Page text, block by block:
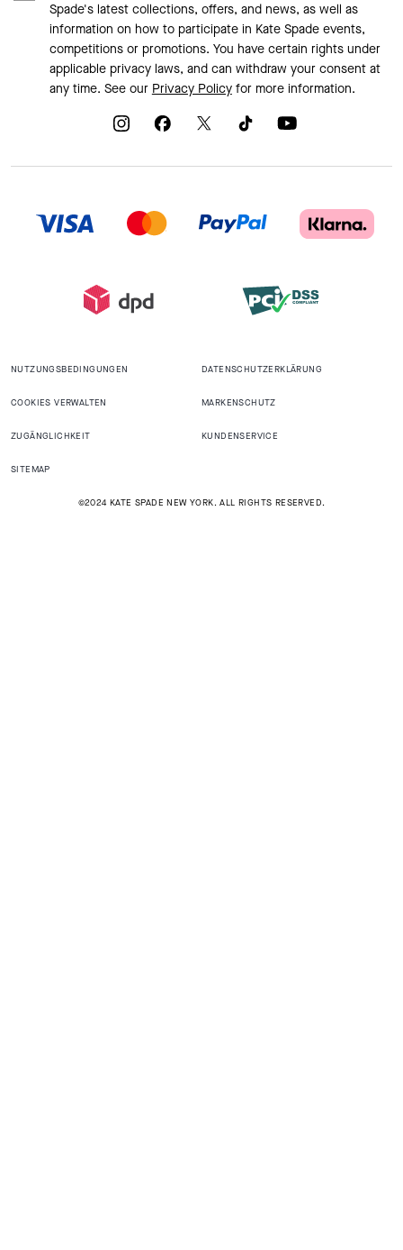
Spade's latest collections, offers, and news, as well as
information on how to participate in Kate Spade events,
competitions or promotions. You have certain rights under
applicable privacy laws, and can withdraw your consent at
any time. See our Privacy Policyfor more information.
NUTZUNGSBEDINGUNGEN DATENSCHUTZERKLÄRUNG
COOKIES VERWALTEN MARKENSCHUTZ
ZUGÄNGLICHKEIT KUNDENSERVICE
SITEMAP
©2024 KATE SPADE NEW YORK. ALL RIGHTS RESERVED.